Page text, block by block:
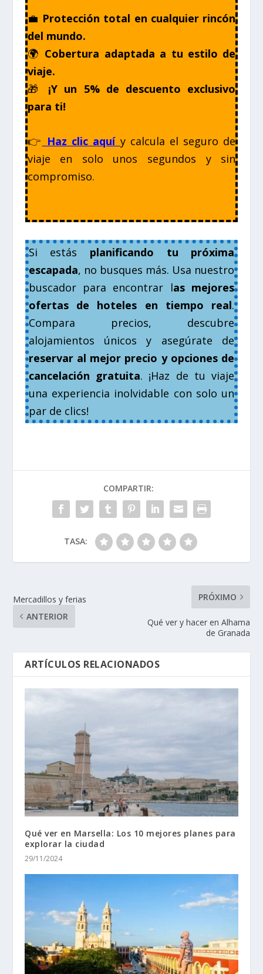
💼 Protección total en cualquier rincón
del mundo.
🌍 Cobertura adaptada a tu estilo de
viaje.
🎁 ¡Y un 5% de descuento exclusivo
para ti!
👉 Haz clic aquí y calcula el seguro de
viaje en solo unos segundos y sin
compromiso.
Si estás planificando tu próxima
escapada, no busques más. Usa nuestro
buscador para encontrar las mejores
ofertas de hoteles en tiempo real.
Compara precios, descubre
alojamientos únicos y asegúrate de
reservar al mejor precio y opciones de
cancelación gratuita. ¡Haz de tu viaje
una experiencia inolvidable con solo un
par de clics!
COMPARTIR:
TASA:
Mercadillos y ferias
ANTERIOR
PRÓXIMO
Qué ver y hacer en Alhama
de Granada
ARTÍCULOS RELACIONADOS
Qué ver en Marsella: Los 10 mejores planes para
explorar la ciudad
29/11/2024